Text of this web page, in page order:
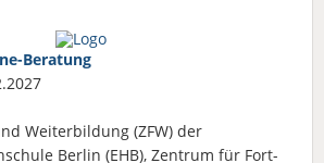
Beratung
Weiterbildung (ZFW) der
Berlin (EHB), Zentrum für Fort-